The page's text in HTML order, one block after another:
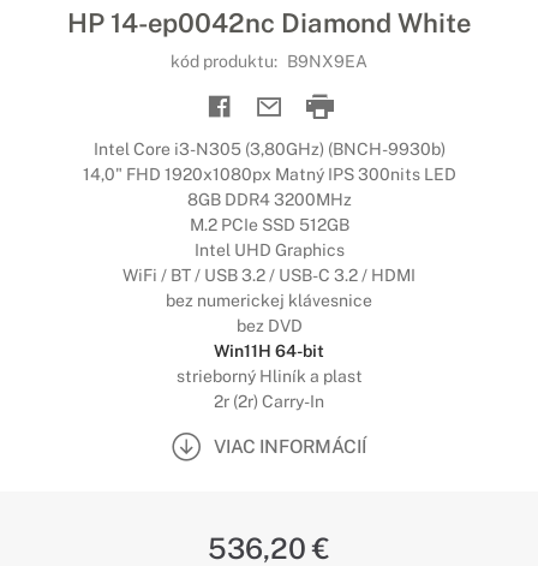
HP 14-ep0042nc Diamond White
kód produktu: B9NX9EA
Intel Core i3-N305 (3,80GHz) (BNCH-9930b)
14,0" FHD 1920x1080px Matný IPS 300nits LED
8GB DDR4 3200MHz
M.2 PCIe SSD 512GB
Intel UHD Graphics
WiFi / BT / USB 3.2 / USB-C 3.2 / HDMI
bez numerickej klávesnice
bez DVD
Win11H 64-bit
strieborný Hliník a plast
2r (2r) Carry-In
VIAC INFORMÁCIÍ
536,20 €